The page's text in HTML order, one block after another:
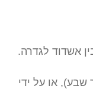
אשדוד לגדרה.
- באר שבע), או על ידי